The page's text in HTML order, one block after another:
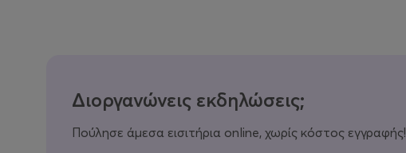
Διοργανώνεις εκδηλώσεις;
Πούλησε άμεσα εισιτήρια online, χωρίς κόστος εγγραφής!